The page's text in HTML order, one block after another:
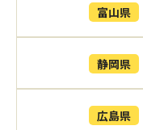
富山県
静岡県
広島県